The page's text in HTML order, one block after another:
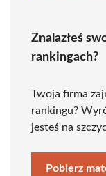
Znalazłeś
rankingach?
Twoja firma
rankingu?
jesteś na
Pobierz